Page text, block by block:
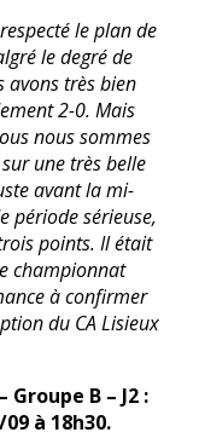
le plan de
le degré de
avons très bien
2-0. Mais
nous sommes
une très belle
avant la mi-
période sérieuse,
points. Il était
championnat
à confirmer
du CA Lisieux
B – J2 :
à 18h30.